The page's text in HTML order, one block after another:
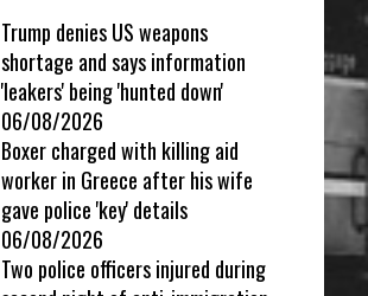
Trump denies US weapons
shortage and says information
'leakers' being 'hunted down'
06/08/2026
Boxer charged with killing aid
worker in Greece after his wife
gave police 'key' details
06/08/2026
Two police officers injured during